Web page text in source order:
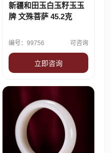
新疆和田玉白玉籽玉玉
牌 文殊菩萨 45.2克
编号：99756 可咨询
立即咨询